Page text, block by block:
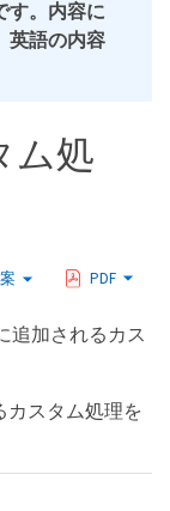
す。内容に
英語の内容
ム処
PDF
追加されるカス
カスタム処理を